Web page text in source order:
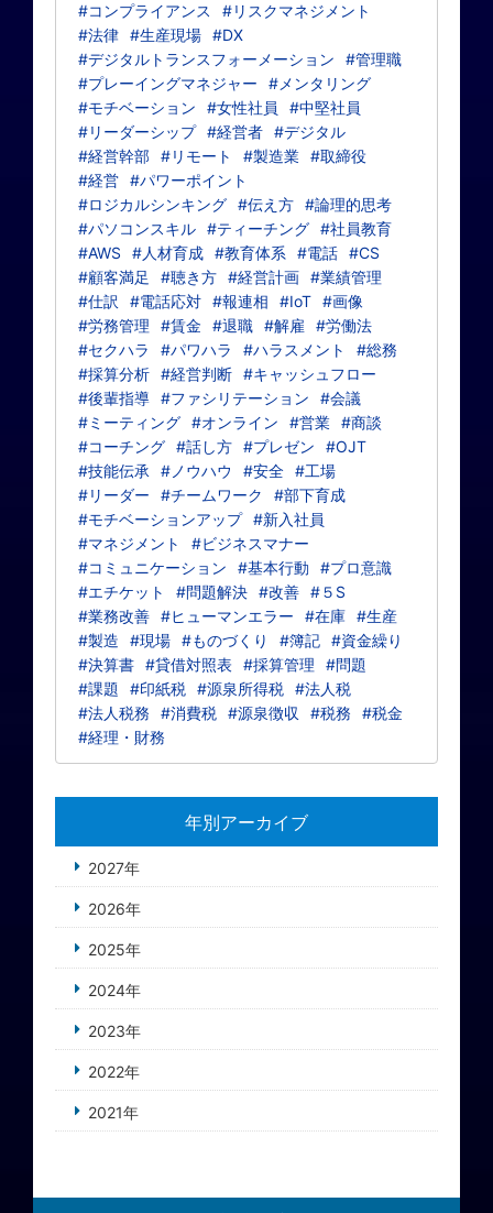
#コンプライアンス
#リスクマネジメント
#法律 #生産現場 #DX
#デジタルトランスフォーメーション
#管理職
#プレーイングマネジャー
#メンタリング
#モチベーション
#女性社員
#中堅社員
#リーダーシップ #経営者 #デジタル
#経営幹部 #リモート #製造業 #取締役
#経営 #パワーポイント
#ロジカルシンキング #伝え方 #論理的思考
#パソコンスキル #ティーチング #社員教育
#AWS
#人材育成 #教育体系 #電話 #CS
#顧客満足
#聴き方 #経営計画 #業績管理
#仕訳
#電話応対 #報連相 #IoT #画像
#労務管理
#賃金 #退職 #解雇
#労働法
#セクハラ
#パワハラ #ハラスメント
#総務
#採算分析 #経営判断 #キャッシュフロー
#後輩指導 #ファシリテーション
#会議
#ミーティング #オンライン #営業 #商談
#コーチング #話し方 #プレゼン
#OJT
#技能伝承
#ノウハウ #安全 #工場
#リーダー
#チームワーク
#部下育成
#モチベーションアップ #新入社員
#マネジメント
#ビジネスマナー
#コミュニケーション
#基本行動
#プロ意識
#エチケット
#問題解決 #改善 #５S
#業務改善 #ヒューマンエラー #在庫 #生産
#製造
#現場 #ものづくり #簿記 #資金繰り
#決算書 #貸借対照表 #採算管理
#問題
#課題
#印紙税 #源泉所得税 #法人税
#法人税務
#消費税 #源泉徴収 #税務
#税金
#経理・財務
年別アーカイブ
2027年
2026年
2025年
2024年
2023年
2022年
2021年